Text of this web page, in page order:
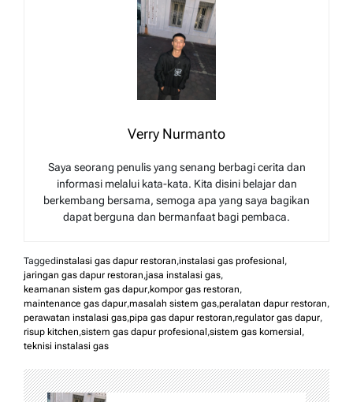
Verry Nurmanto
Saya seorang penulis yang senang berbagi cerita dan
informasi melalui kata-kata. Kita disini belajar dan
berkembang bersama, semoga apa yang saya bagikan
dapat berguna dan bermanfaat bagi pembaca.
Taggedinstalasi gas dapur restoran,instalasi gas profesional,
jaringan gas dapur restoran,jasa instalasi gas,
keamanan sistem gas dapur,kompor gas restoran,
maintenance gas dapur,masalah sistem gas,peralatan dapur restoran,
perawatan instalasi gas,pipa gas dapur restoran,regulator gas dapur,
risup kitchen,sistem gas dapur profesional,sistem gas komersial,
teknisi instalasi gas